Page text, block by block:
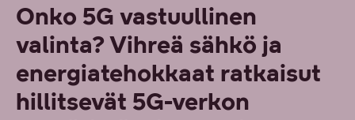
Onko 5G vastuullinen
valinta? Vihreä sähkö ja
energiatehokkaat ratkaisut
hillitsevät 5G-verkon